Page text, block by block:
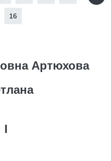
16
Артюхова
I